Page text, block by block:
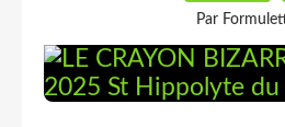
Par